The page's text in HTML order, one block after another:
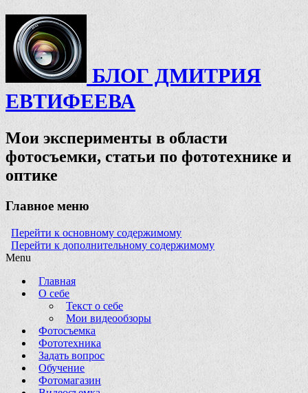
БЛОГ ДМИТРИЯ
ЕВТИФЕЕВА
Мои эксперименты в области
фотосъемки, статьи по фототехнике и
оптике
Главное меню
Перейти к основному содержимому
Перейти к дополнительному содержимому
Menu
Главная
О себе
Текст о себе
Мои видеообзоры
Фотосъемка
Фототехника
Задать вопрос
Обучение
Фотомагазин